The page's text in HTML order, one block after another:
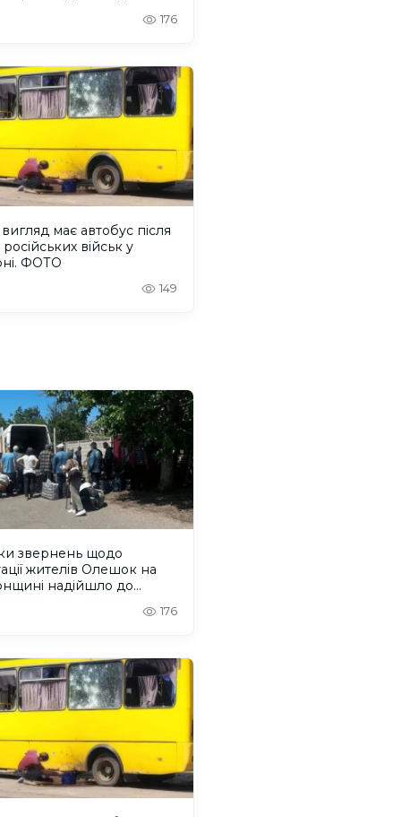
176
має автобус після
військ у
ФОТО
149
звернень щодо
жителів Олешок на
надійшло до
176